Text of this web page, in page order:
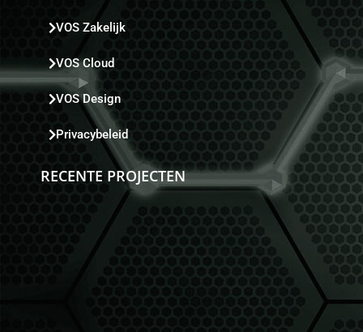
VOS Zakelijk
VOS Cloud
VOS Design
Privacybeleid
RECENTE PROJECTEN